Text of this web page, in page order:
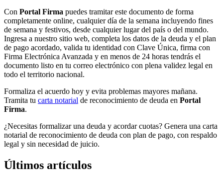
Con Portal Firma puedes tramitar este documento de forma
completamente online, cualquier día de la semana incluyendo fines
de semana y festivos, desde cualquier lugar del país o del mundo.
Ingresa a nuestro sitio web, completa los datos de la deuda y el plan
de pago acordado, valida tu identidad con Clave Única, firma con
Firma Electrónica Avanzada y en menos de 24 horas tendrás el
documento listo en tu correo electrónico con plena validez legal en
todo el territorio nacional.
Formaliza el acuerdo hoy y evita problemas mayores mañana.
Tramita tu carta notarial de reconocimiento de deuda en Portal
Firma.
¿Necesitas formalizar una deuda y acordar cuotas? Genera una carta
notarial de reconocimiento de deuda con plan de pago, con respaldo
legal y sin necesidad de juicio.
Últimos artículos